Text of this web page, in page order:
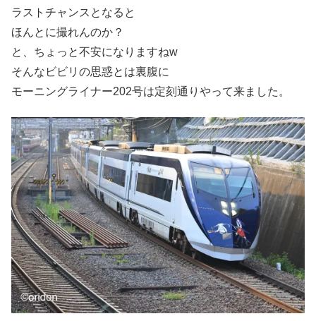
ラストチャンスとなると
ほんとに撮れんのか？
と、ちょっと不安になりますねw
そんなビビリの思惑とは裏腹に
モーニングライナー202号は定刻通りやって来ました。